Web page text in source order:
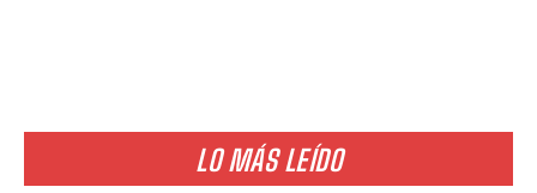
LO MÁS LEÍDO